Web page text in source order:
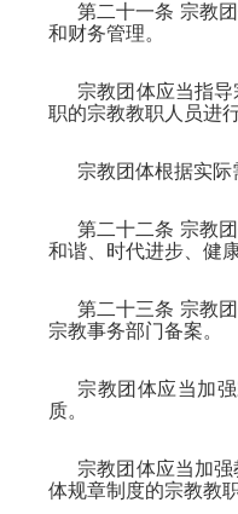
第二十一条 宗教
和财务管理。
宗教团体应当指
职的宗教教职人员进
宗教团体根据实
第二十二条 宗教
和谐、时代进步、健
第二十三条 宗教
宗教事务部门备案。
宗教团体应当加
质。
宗教团体应当加
体规章制度的宗教教